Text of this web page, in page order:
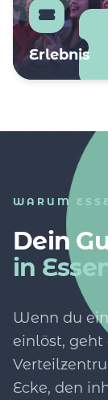
Erlebnis
WARUM
Dein
in
Wenn du
einlöst, geht
Ecke, den